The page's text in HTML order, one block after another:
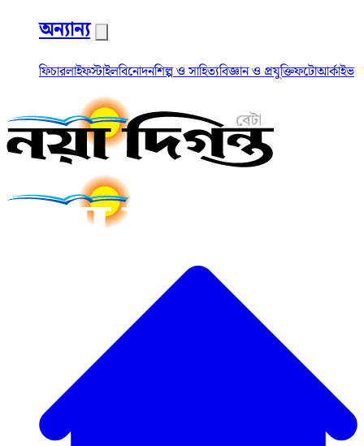
অন্যান্য
ফিচারলাইফস্টাইলবিনোদনশিল্প ও সাহিত্যবিজ্ঞান ও প্রযুক্তিফটোআর্কাইভ